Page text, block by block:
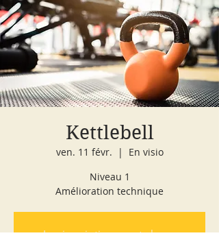
cours d'essai boutique
Kettlebell
ven. 11 févr.
  |
En visio
Niveau 1
Amélioration technique
Les inscriptions sont closes